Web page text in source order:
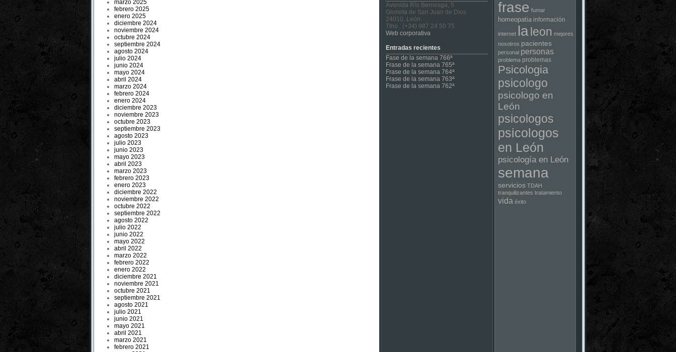
marzo 2025
febrero 2025
enero 2025
diciembre 2024
noviembre 2024
octubre 2024
septiembre 2024
agosto 2024
julio 2024
junio 2024
mayo 2024
abril 2024
marzo 2024
febrero 2024
enero 2024
diciembre 2023
noviembre 2023
octubre 2023
septiembre 2023
agosto 2023
julio 2023
junio 2023
mayo 2023
abril 2023
marzo 2023
febrero 2023
enero 2023
diciembre 2022
noviembre 2022
octubre 2022
septiembre 2022
agosto 2022
julio 2022
junio 2022
mayo 2022
abril 2022
marzo 2022
febrero 2022
enero 2022
diciembre 2021
noviembre 2021
octubre 2021
septiembre 2021
agosto 2021
julio 2021
junio 2021
mayo 2021
abril 2021
marzo 2021
febrero 2021
Avenida Río Bernesga, 5
Glorieta de San Juan de Dios
24010, León.
Tfno.: (+34) 987 24 50 75
Web corporativa
Entradas recientes
Fase de la semana 766ª
Frase de la semana 765ª
Frase de la semana 764ª
Frase de la semana 763ª
Frase de la semana 762ª
frase fumar
homeopatia información
internet laleon mejores
nosotros pacientes
personal personas
problema problemas
Psicologia
psicologo
psicologo en
León
psicologos
psicologos
en León
psicología en León
semana
servicios TDAH
tranquilizantes tratamiento
vida éxito